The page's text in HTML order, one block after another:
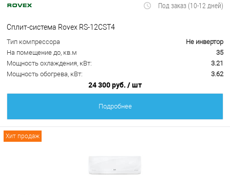
Под заказ (10-12 дней)
Сплит-система Rovex RS-12CST4
Тип компрессора
Не инвертор
На помещение до, кв.м
35
Мощность охлаждения, кВт:
3.21
Мощность обогрева, кВт:
3.62
24 300 руб. / шт
Подробнее
Хит продаж